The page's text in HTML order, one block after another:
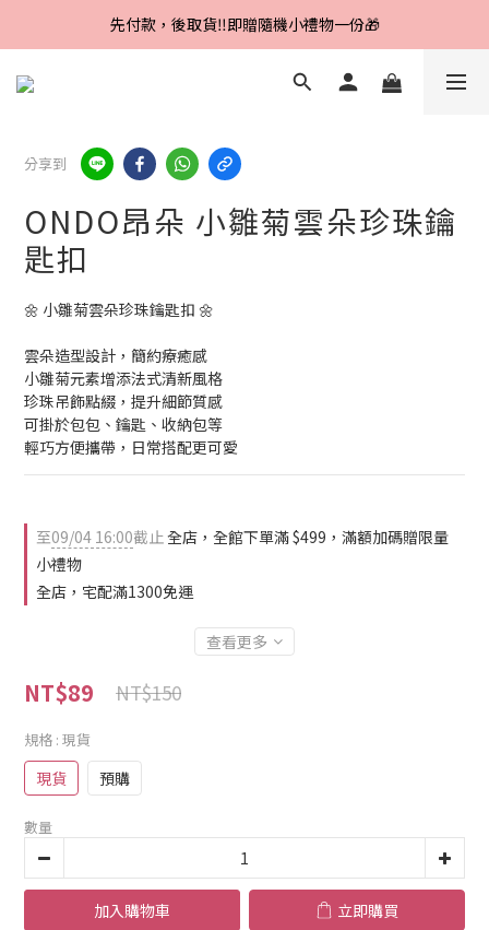
Line好友招募中，首購、回購皆贈100元
先付款，後取貨‼️即贈隨機小禮物一份🎁
Line好友招募中，首購、回購皆贈100元
分享到
ONDO昂朵 小雛菊雲朵珍珠鑰
匙扣
🌼 小雛菊雲朵珍珠鑰匙扣 🌼
雲朵造型設計，簡約療癒感
小雛菊元素增添法式清新風格
珍珠吊飾點綴，提升細節質感
可掛於包包、鑰匙、收納包等
輕巧方便攜帶，日常搭配更可愛
至09/04 16:00截止全店，全館下單滿 $499，滿額加碼贈限量
小禮物
全店，宅配滿1300免運
查看更多
NT$89 NT$150
規格 : 現貨
現貨 預購
數量
加入購物車 立即購買